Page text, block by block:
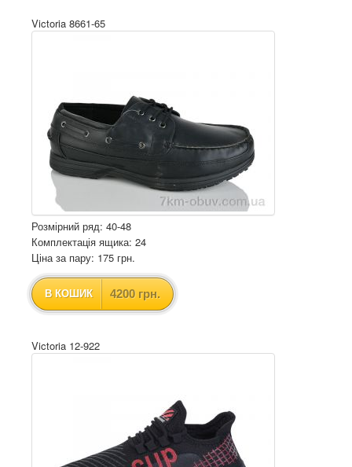
Victoria 8661-65
Розмірний ряд: 40-48
Комплектація ящика: 24
Ціна за пару: 175 грн.
В КОШИК 4200 грн.
Victoria 12-922